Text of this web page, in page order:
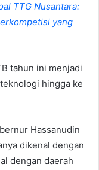
TTG Nusantara:
yang
tahun ini menjadi
hingga ke
Hassanudin
dikenal dengan
dengan daerah